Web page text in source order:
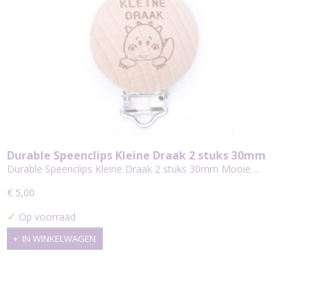
Durable Speenclips Kleine Draak 2 stuks 30mm
Durable Speenclips Kleine Draak 2 stuks 30mm Mooie…
€ 5,00
✓ Op voorraad
IN WINKELWAGEN